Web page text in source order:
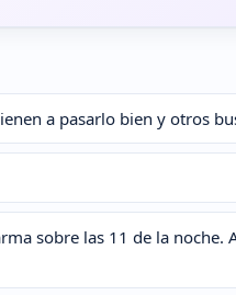
a pasarlo bien y otros
sobre las 11 de la